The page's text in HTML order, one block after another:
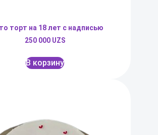
торт на 18 лет с надписью
250 000 UZS
В корзину